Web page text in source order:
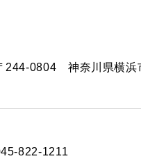
244-0804 神奈川県横浜
822-1211